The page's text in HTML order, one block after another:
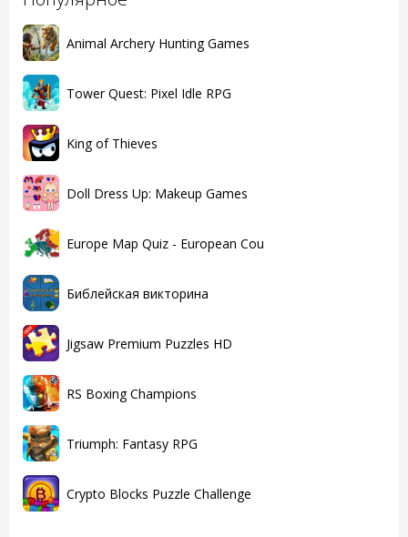
Animal Archery Hunting Games
Tower Quest: Pixel Idle RPG
King of Thieves
Doll Dress Up: Makeup Games
Europe Map Quiz - European Cou
Библейская викторина
Jigsaw Premium Puzzles HD
RS Boxing Champions
Triumph: Fantasy RPG
Crypto Blocks Puzzle Challenge